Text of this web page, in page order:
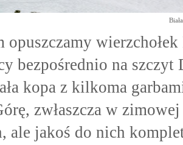
opuszczamy
bezpośrednio na szczyt
kopa z kilkoma
zwłaszcza w
ale jakoś do nich